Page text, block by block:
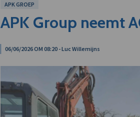
APK GROEP
APK Group neemt
06/06/2026 OM 08:20 - Luc Willemijns